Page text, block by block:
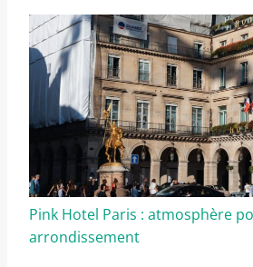
Pink Hotel Paris : atmosphère
arrondissement